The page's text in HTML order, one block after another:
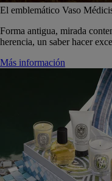
El emblemático Vaso
Forma antigua, mirada
herencia, un saber hacer
Más información